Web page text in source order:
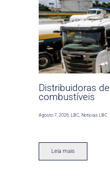
Distribuidoras
combustíveis
Agosto 7, 2026,LBC,Noticias LBC
Leia mais